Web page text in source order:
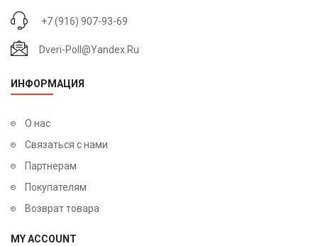
+7 (916) 907-93-69
Dveri-Poll@yandex.ru
ИНФОРМАЦИЯ
О нас
Связаться с нами
Партнерам
Покупателям
Возврат товара
MY ACCOUNT